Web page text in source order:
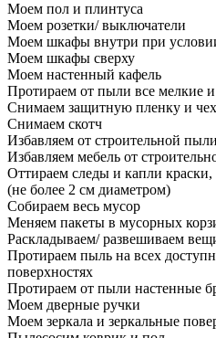
Моем пол и плинтуса
Моем розетки/ выключатели
Моем шкафы внутри при
Моем шкафы сверху
Моем настенный кафель
Протираем от пыли все мелкие
Снимаем защитную пленку и
Снимаем скотч
Избавляем от строительной
Избавляем мебель от
Оттираем следы и капли краски,
(не более 2 см диаметром)
Собираем весь мусор
Меняем пакеты в мусорных
Раскладываем/ развешиваем
Протираем пыль на всех
поверхностях
Протираем от пыли настенные
Моем дверные ручки
Моем зеркала и зеркальные